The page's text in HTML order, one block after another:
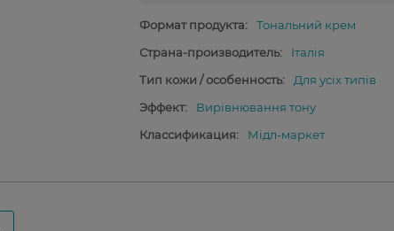
Формат продукта:
Тональний крем
Страна-производитель:
Італія
Тип кожи / особенность:
Для усіх типів
Эффект:
Вирівнювання тону
Классификация:
Мідл-маркет